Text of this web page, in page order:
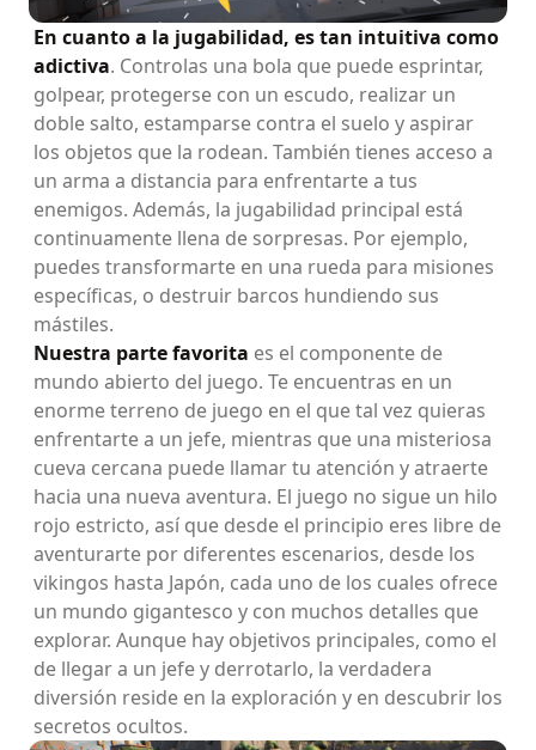
En cuanto a la jugabilidad, es tan intuitiva como
adictiva. Controlas una bola que puede esprintar,
golpear, protegerse con un escudo, realizar un
doble salto, estamparse contra el suelo y aspirar
los objetos que la rodean. También tienes acceso a
un arma a distancia para enfrentarte a tus
enemigos. Además, la jugabilidad principal está
continuamente llena de sorpresas. Por ejemplo,
puedes transformarte en una rueda para misiones
específicas, o destruir barcos hundiendo sus
mástiles.
Nuestra parte favorita es el componente de
mundo abierto del juego. Te encuentras en un
enorme terreno de juego en el que tal vez quieras
enfrentarte a un jefe, mientras que una misteriosa
cueva cercana puede llamar tu atención y atraerte
hacia una nueva aventura. El juego no sigue un hilo
rojo estricto, así que desde el principio eres libre de
aventurarte por diferentes escenarios, desde los
vikingos hasta Japón, cada uno de los cuales ofrece
un mundo gigantesco y con muchos detalles que
explorar. Aunque hay objetivos principales, como el
de llegar a un jefe y derrotarlo, la verdadera
diversión reside en la exploración y en descubrir los
secretos ocultos.